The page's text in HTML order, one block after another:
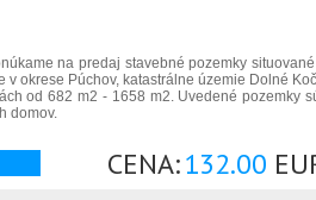
na predaj stavebné pozemky
v okrese Púchov, katastrálne územie Dolné
od 682 m2 - 1658 m2. Uvedené pozemky
domov.
CENA:132.00